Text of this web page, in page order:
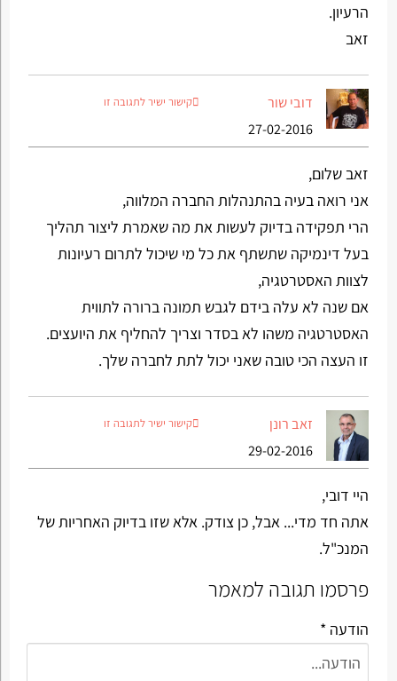
הרעיון.
זאב
דובי שור
27-02-2016
קישור ישיר לתגובה זו
זאב שלום,
אני רואה בעיה בהתנהלות החברה המלווה,
הרי תפקידה בדיוק לעשות את מה שאמרת ליצור תהליך
בעל דינמיקה שתשתף את כל מי שיכול לתרום רעיונות
לצוות האסטרטגיה,
אם שנה לא עלה בידם לגבש תמונה ברורה לתווית
האסטרטגיה משהו לא בסדר וצריך להחליף את היועצים.
זו העצה הכי טובה שאני יכול לתת לחברה שלך.
זאב רונן
29-02-2016
קישור ישיר לתגובה זו
היי דובי,
אתה חד מדי... אבל, כן צודק. אלא שזו בדיוק האחריות של
המנכ"ל.
פרסמו תגובה למאמר
הודעה *